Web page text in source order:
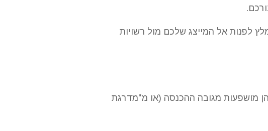
לפנות אל המייצג שלכם מול רשויות
מושפעות מגובה ההכנסה (או מ"מדרגת